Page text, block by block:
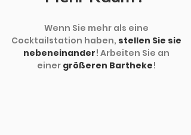
Wenn Sie mehr als eine
Cocktailstation haben, stellen Sie sie
nebeneinander! Arbeiten Sie an
einer größeren Bartheke!